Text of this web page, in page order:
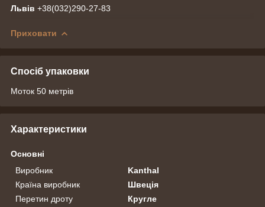
Львів +38(032)290-27-83
Приховати
Спосіб упаковки
Моток 50 метрів
Характеристики
Основні
Виробник
Kanthal
Країна виробник
Швеція
Перетин дроту
Кругле